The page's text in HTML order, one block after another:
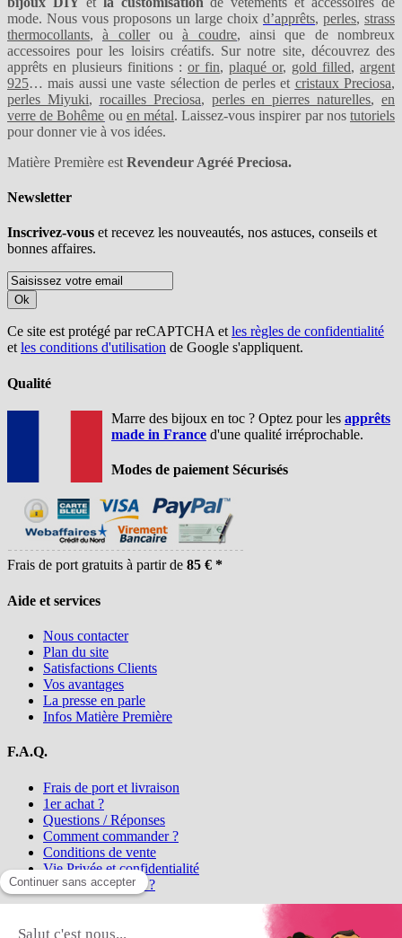
mode. Nous vous proposons un large choix d’apprêts, perles, strass
thermocollants,à collerouà coudre, ainsi que de nombreux
accessoires pour les loisirs créatifs. Sur notre site, découvrez des
apprêts en plusieurs finitions : or fin, plaqué or, gold filled, argent
925… mais aussi une vaste sélection de perles et cristaux Preciosa,
perles Miyuki, rocailles Preciosa, perles en pierres naturelles, en
verre de Bohême ou en métal. Laissez-vous inspirer par nostutoriels
pour donner vie à vos idées.
Matière Première est Revendeur Agréé Preciosa.
Newsletter
Inscrivez-vous et recevez les nouveautés, nos astuces, conseils et
bonnes affaires.
Ok
Ce site est protégé par reCAPTCHA etles règles de confidentialité
etles conditions d'utilisation de Google s'appliquent.
Qualité
Marre des bijoux en toc ? Optez pour les apprêts
made in France d'une qualité irréprochable.
Modes de paiement Sécurisés
Frais de port gratuits à partir de 85 € *
Aide et services
Nous contacter
Plan du site
Satisfactions Clients
Vos avantages
La presse en parle
Infos Matière Première
F.A.Q.
Frais de port et livraison
1er achat ?
Questions / Réponses
Comment commander ?
Conditions de vente
Vie Privée et confidentialité
Qui sommes-nous ?